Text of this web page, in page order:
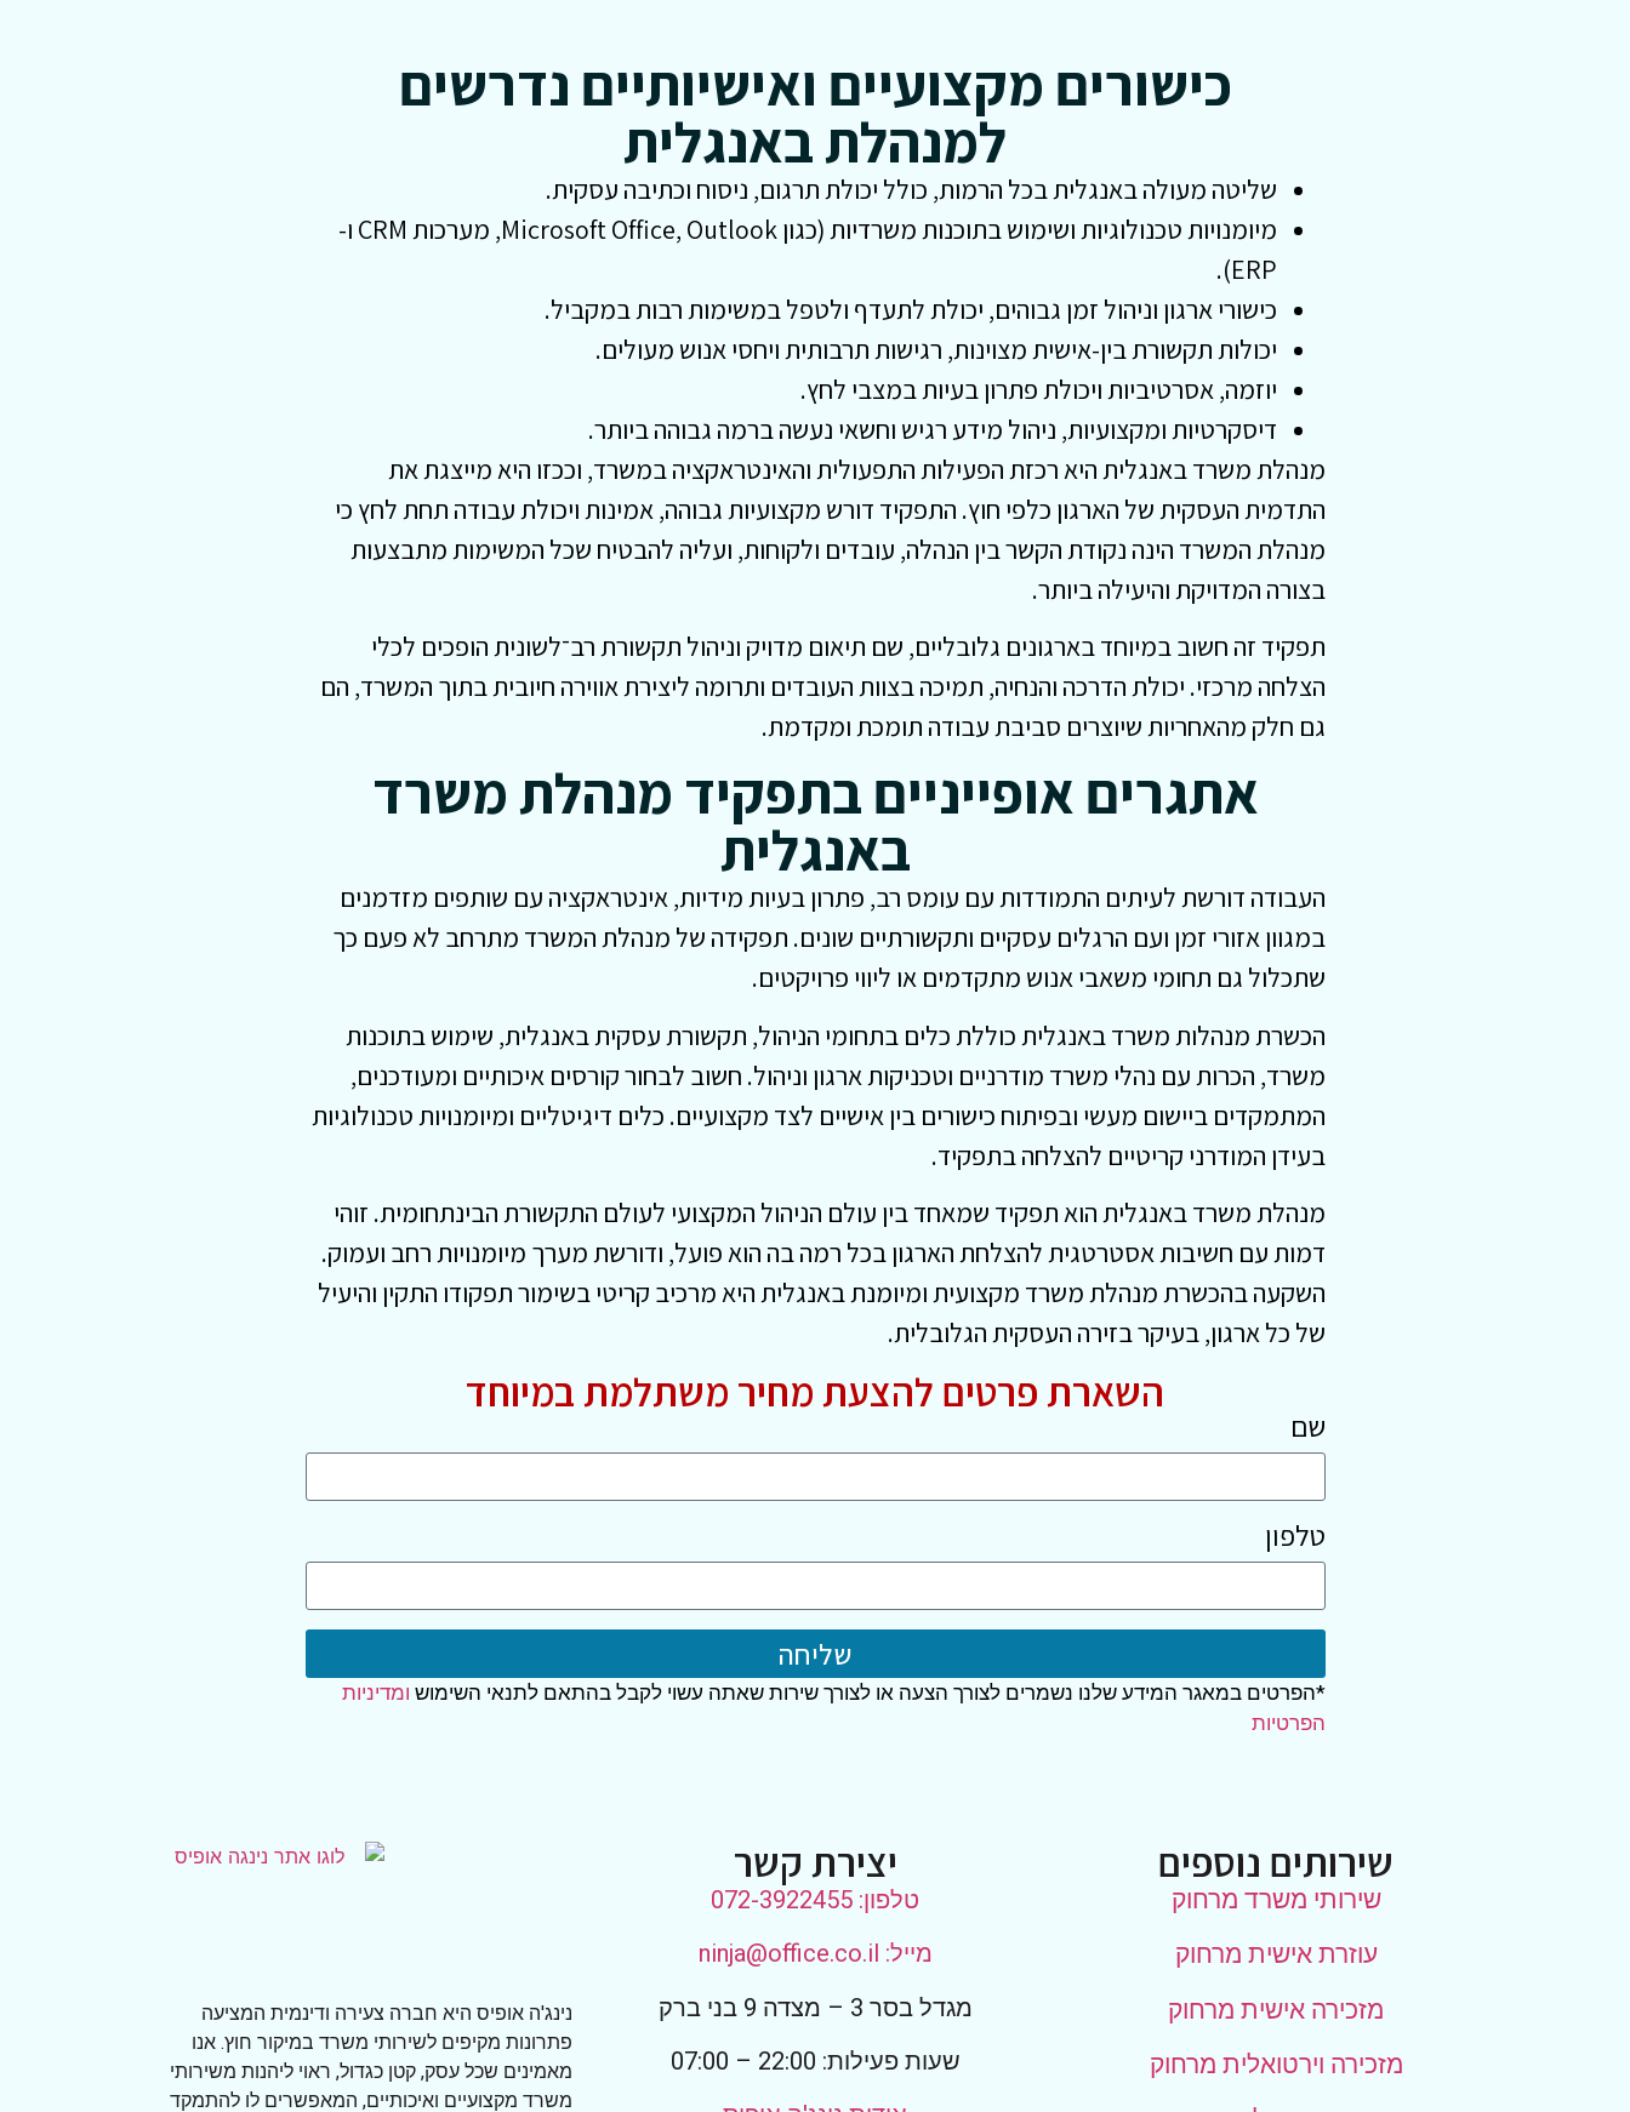
כישורים מקצועיים ואישיותיים נדרשים
למנהלת באנגלית
שליטה מעולה באנגלית בכל הרמות, כולל יכולת תרגום, ניסוח וכתיבה עסקית.
מיומנויות טכנולוגיות ושימוש בתוכנות משרדיות (כגון Microsoft Office, Outlook, מערכות CRM ו-
ERP).
כישורי ארגון וניהול זמן גבוהים, יכולת לתעדף ולטפל במשימות רבות במקביל.
יכולות תקשורת בין-אישית מצוינות, רגישות תרבותית ויחסי אנוש מעולים.
יוזמה, אסרטיביות ויכולת פתרון בעיות במצבי לחץ.
דיסקרטיות ומקצועיות, ניהול מידע רגיש וחשאי נעשה ברמה גבוהה ביותר.
מנהלת משרד באנגלית היא רכזת הפעילות התפעולית והאינטראקציה במשרד, וככזו היא מייצגת את
התדמית העסקית של הארגון כלפי חוץ. התפקיד דורש מקצועיות גבוהה, אמינות ויכולת עבודה תחת לחץ כי
מנהלת המשרד הינה נקודת הקשר בין הנהלה, עובדים ולקוחות, ועליה להבטיח שכל המשימות מתבצעות
בצורה המדויקת והיעילה ביותר.
תפקיד זה חשוב במיוחד בארגונים גלובליים, שם תיאום מדויק וניהול תקשורת רב־לשונית הופכים לכלי
הצלחה מרכזי. יכולת הדרכה והנחיה, תמיכה בצוות העובדים ותרומה ליצירת אווירה חיובית בתוך המשרד, הם
גם חלק מהאחריות שיוצרים סביבת עבודה תומכת ומקדמת.
אתגרים אופייניים בתפקיד מנהלת משרד
באנגלית
העבודה דורשת לעיתים התמודדות עם עומס רב, פתרון בעיות מידיות, אינטראקציה עם שותפים מזדמנים
במגוון אזורי זמן ועם הרגלים עסקיים ותקשורתיים שונים. תפקידה של מנהלת המשרד מתרחב לא פעם כך
שתכלול גם תחומי משאבי אנוש מתקדמים או ליווי פרויקטים.
הכשרת מנהלות משרד באנגלית כוללת כלים בתחומי הניהול, תקשורת עסקית באנגלית, שימוש בתוכנות
משרד, הכרות עם נהלי משרד מודרניים וטכניקות ארגון וניהול. חשוב לבחור קורסים איכותיים ומעודכנים,
המתמקדים ביישום מעשי ובפיתוח כישורים בין אישיים לצד מקצועיים. כלים דיגיטליים ומיומנויות טכנולוגיות
בעידן המודרני קריטיים להצלחה בתפקיד.
מנהלת משרד באנגלית הוא תפקיד שמאחד בין עולם הניהול המקצועי לעולם התקשורת הבינתחומית. זוהי
דמות עם חשיבות אסטרטגית להצלחת הארגון בכל רמה בה הוא פועל, ודורשת מערך מיומנויות רחב ועמוק.
השקעה בהכשרת מנהלת משרד מקצועית ומיומנת באנגלית היא מרכיב קריטי בשימור תפקודו התקין והיעיל
של כל ארגון, בעיקר בזירה העסקית הגלובלית.
השארת פרטים להצעת מחיר משתלמת במיוחד
שם
טלפון
שליחה
*הפרטים במאגר המידע שלנו נשמרים לצורך הצעה או לצורך שירות שאתה עשוי לקבל בהתאם לתנאי השימוש ומדיניות
הפרטיות
שירותים נוספים
שירותי משרד מרחוק
עוזרת אישית מרחוק
מזכירה אישית מרחוק
מזכירה וירטואלית מרחוק
יצירת קשר
טלפון: 072-3922455
מייל: ninja@office.co.il
מגדל בסר 3 – מצדה 9 בני ברק
שעות פעילות: 22:00 – 07:00
נינג'ה אופיס היא חברה צעירה ודינמית המציעה
פתרונות מקיפים לשירותי משרד במיקור חוץ. אנו
מאמינים שכל עסק, קטן כגדול, ראוי ליהנות משירותי
משרד מקצועיים ואיכותיים, המאפשרים לו להתמקד